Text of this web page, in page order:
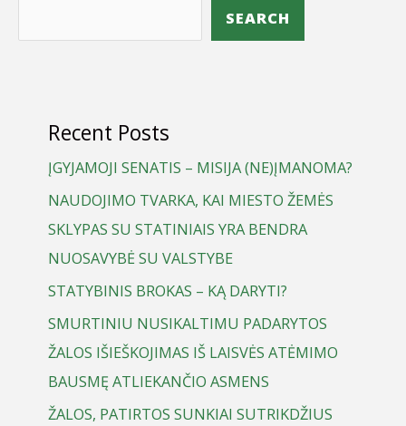
SEARCH
Recent Posts
ĮGYJAMOJI SENATIS – MISIJA (NE)ĮMANOMA?
NAUDOJIMO TVARKA, KAI MIESTO ŽEMĖS
SKLYPAS SU STATINIAIS YRA BENDRA
NUOSAVYBĖ SU VALSTYBE
STATYBINIS BROKAS – KĄ DARYTI?
SMURTINIU NUSIKALTIMU PADARYTOS
ŽALOS IŠIEŠKOJIMAS IŠ LAISVĖS ATĖMIMO
BAUSMĘ ATLIEKANČIO ASMENS
ŽALOS, PATIRTOS SUNKIAI SUTRIKDŽIUS